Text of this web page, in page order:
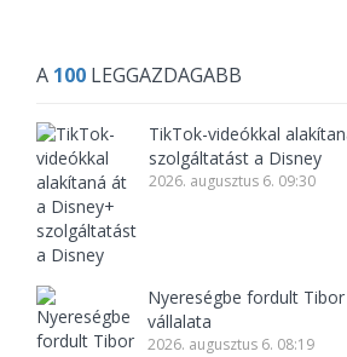
A 100 LEGGAZDAGABB
TikTok-videókkal
szolgáltatást a Disney
2026. augusztus 6. 09:30
Nyereségbe fordult
vállalata
2026. augusztus 6. 08:19